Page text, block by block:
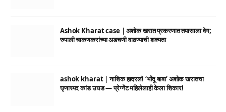
Ashok Kharat case | अशोक खरात प्रकरणात तपासाला वेग;
रुपाली चाकणकरांच्या अडचणी वाढण्याची शक्यता
ashok kharat | नाशिक हादरलं! ‘भोंदू बाबा’ अशोक खरातचा
घृणास्पद कांड उघड — प्रेग्नेंट महिलेलाही केला शिकार!